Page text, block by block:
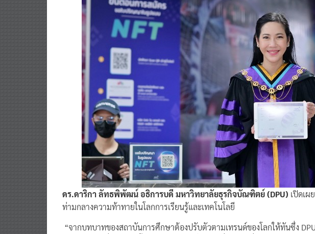
ดร.ดาริกา ลัทธพิพัฒน์ อธิการบดี มหาวิทยาลัยธุรกิจบัณฑิตย์ (DPU) เปิดเผ
ท่ามกลางความท้าทายในโลกการเรียนรู้และเทคโนโลยี
“จากบทบาทของสถาบันการศึกษาต้องปรับตัวตามเทรนด์ของโลกให้ทันซึ่ง